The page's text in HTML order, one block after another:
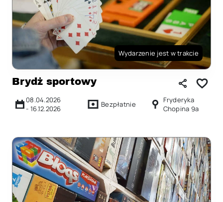
Wydarzenie jest w trakcie
Brydż sportowy
08.04.2026
- 16.12.2026 Bezpłatnie
Fryderyka
Chopina 9a